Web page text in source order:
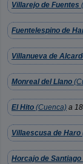
Villarejo de Fuentes
Fuentelespino de
Villanueva de
Monreal del Llano
El Hito (Cuenca) a
Villaescusa de Haro
Horcajo de Santiago